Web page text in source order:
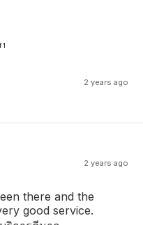
1
2 years ago
2 years ago
there and the
good service.